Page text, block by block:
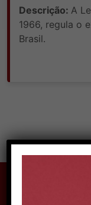
Descrição: A
1966, regula o
Brasil.